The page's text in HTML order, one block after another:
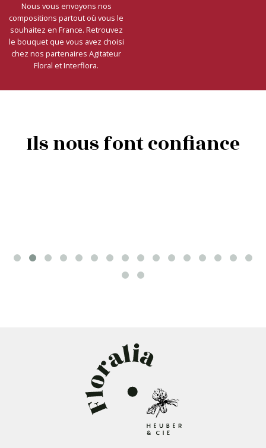
Nous vous envoyons nos
compositions partout où vous le
souhaitez en France. Retrouvez
le bouquet que vous avez choisi
chez nos partenaires Agitateur
Floral et Interflora.
Ils nous font confiance